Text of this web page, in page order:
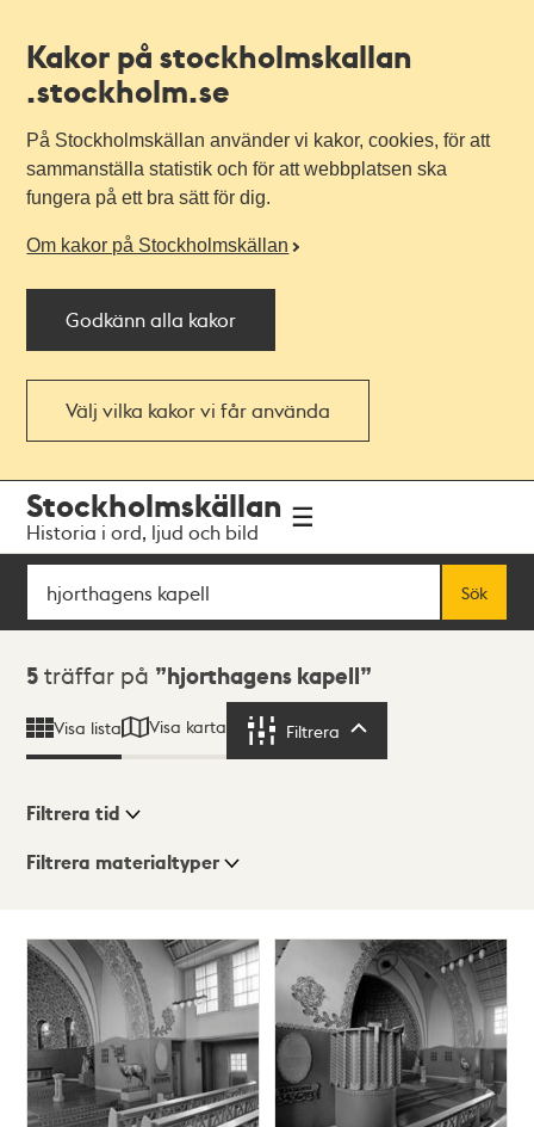
Kakor på stockholmskallan
.stockholm.se
På Stockholmskällan använder vi kakor, cookies, för att
sammanställa statistik och för att webbplatsen ska
fungera på ett bra sätt för dig.
Om kakor på Stockholmskällan
Godkänn alla kakor
Välj vilka kakor vi får använda
navigationen
huvudinnehållet
Stockholmskällan
Historia i ord, ljud och bild
Sök
Sök
Sökresultat
5 träffar på hjorthagens kapell
Visa lista Visa karta Filtrera
Visningsläge
Lista
Karta
Filtrera tid
Filtrera materialtyper
träffar